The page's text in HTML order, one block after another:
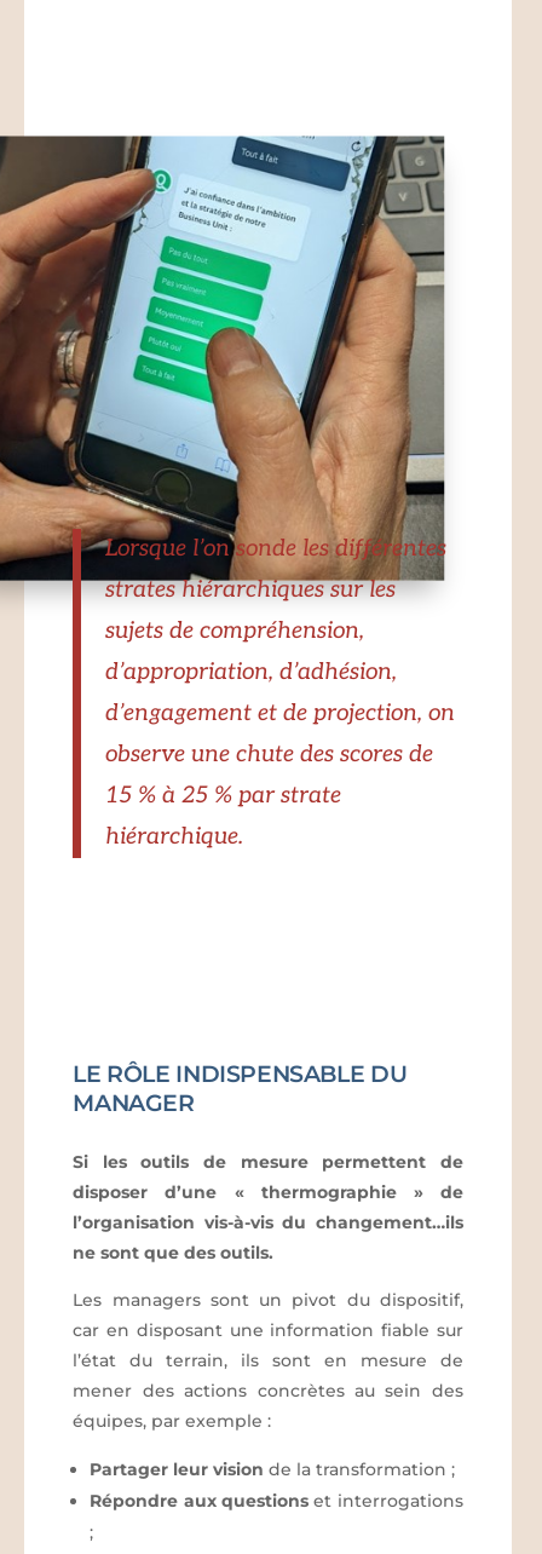
Lorsque l’on sonde les différentes
strates hiérarchiques sur les
sujets de compréhension,
d’appropriation, d’adhésion,
d’engagement et de projection, on
observe une chute des scores de
15 % à 25 % par strate
hiérarchique.
LE RÔLE INDISPENSABLE DU
MANAGER
Si les outils de mesure permettent de
disposer d’une « thermographie » de
l’organisation vis-à-vis du changement…ils
ne sont que des outils.
Les managers sont un pivot du dispositif,
car en disposant une information fiable sur
l’état du terrain, ils sont en mesure de
mener des actions concrètes au sein des
équipes, par exemple :
Partager leur vision de la transformation ;
Répondre aux questions et interrogations
;